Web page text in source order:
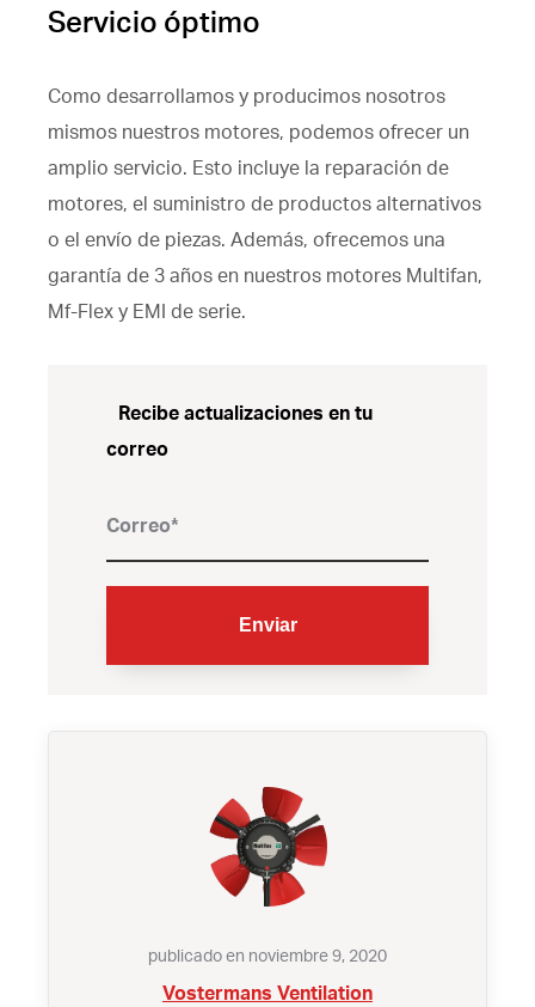
Servicio óptimo
Como desarrollamos y producimos nosotros
mismos nuestros motores, podemos ofrecer un
amplio servicio. Esto incluye la reparación de
motores, el suministro de productos alternativos
o el envío de piezas. Además, ofrecemos una
garantía de 3 años en nuestros motores Multifan,
Mf-Flex y EMI de serie.
Recibe actualizaciones en tu
correo
publicado en noviembre 9, 2020
Vostermans Ventilation